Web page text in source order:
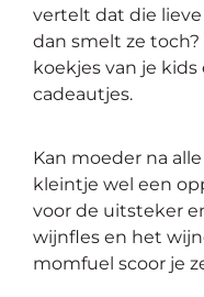
vertelt dat die
dan smelt ze
koekjes van je
cadeautjes.
Kan moeder na
kleintje wel een
voor de uitsteker
wijnfles en het
momfuel scoor je